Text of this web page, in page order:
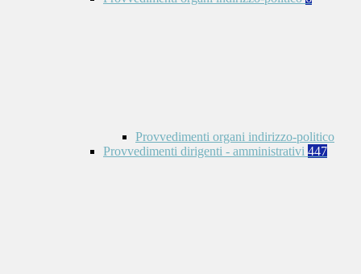
Provvedimenti organi indirizzo-politico
Provvedimenti dirigenti - amministrativi 447